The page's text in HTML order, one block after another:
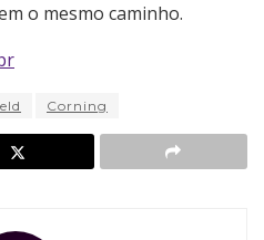
o mesmo caminho.
Corning